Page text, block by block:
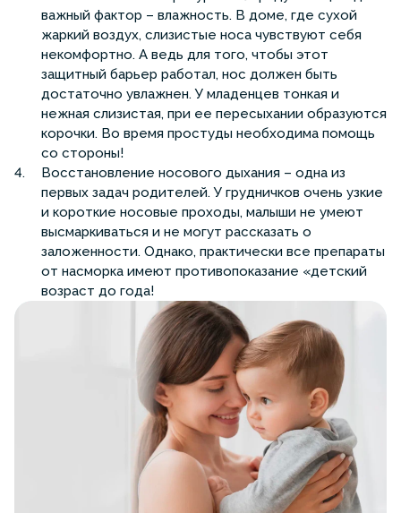
важный фактор – влажность. В доме, где сухой
жаркий воздух, слизистые носа чувствуют себя
некомфортно. А ведь для того, чтобы этот
защитный барьер работал, нос должен быть
достаточно увлажнен. У младенцев тонкая и
нежная слизистая, при ее пересыхании образуются
корочки. Во время простуды необходима помощь
со стороны!
Восстановление носового дыхания – одна из
первых задач родителей. У грудничков очень узкие
и короткие носовые проходы, малыши не умеют
высмаркиваться и не могут рассказать о
заложенности. Однако, практически все препараты
от насморка имеют противопоказание «детский
возраст до года!